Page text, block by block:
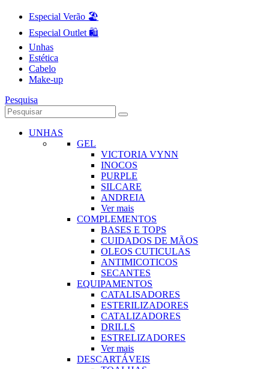
Especial Verão 🏖️
Especial Outlet 🛍️
Unhas
Estética
Cabelo
Make-up
Pesquisa
UNHAS
GEL
VICTORIA VYNN
INOCOS
PURPLE
SILCARE
ANDREIA
Ver mais
COMPLEMENTOS
BASES E TOPS
CUIDADOS DE MÃOS
OLEOS CUTICULAS
ANTIMICOTICOS
SECANTES
EQUIPAMENTOS
CATALISADORES
ESTERILIZADORES
CATALIZADORES
DRILLS
ESTRELIZADORES
Ver mais
DESCARTÁVEIS